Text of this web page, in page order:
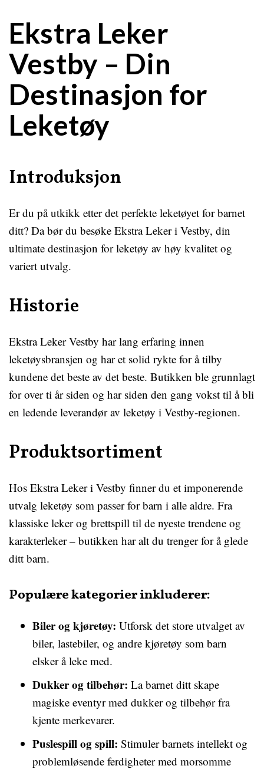
Ekstra Leker
Vestby – Din
Destinasjon for
Leketøy
Introduksjon
Er du på utkikk etter det perfekte leketøyet for barnet
ditt? Da bør du besøke Ekstra Leker i Vestby, din
ultimate destinasjon for leketøy av høy kvalitet og
variert utvalg.
Historie
Ekstra Leker Vestby har lang erfaring innen
leketøysbransjen og har et solid rykte for å tilby
kundene det beste av det beste. Butikken ble grunnlagt
for over ti år siden og har siden den gang vokst til å bli
en ledende leverandør av leketøy i Vestby-regionen.
Produktsortiment
Hos Ekstra Leker i Vestby finner du et imponerende
utvalg leketøy som passer for barn i alle aldre. Fra
klassiske leker og brettspill til de nyeste trendene og
karakterleker – butikken har alt du trenger for å glede
ditt barn.
Populære kategorier inkluderer:
Biler og kjøretøy: Utforsk det store utvalget av
biler, lastebiler, og andre kjøretøy som barn
elsker å leke med.
Dukker og tilbehør: La barnet ditt skape
magiske eventyr med dukker og tilbehør fra
kjente merkevarer.
Puslespill og spill: Stimuler barnets intellekt og
problemløsende ferdigheter med morsomme